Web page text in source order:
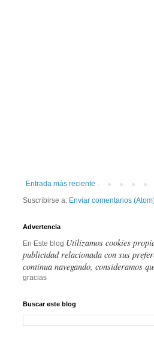
Entrada más reciente
Suscribirse a: Enviar comentarios
Advertencia
En Este blog Utilizamos cookies
publicidad relacionada con sus
continua navegando, consideramos
gracias
Buscar este blog